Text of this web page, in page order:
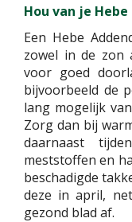
Hou van je Hebe
Een Hebe
zowel in de zon
voor goed
bijvoorbeeld de
lang mogelijk
Zorg dan bij
daarnaast
meststoffen en
beschadigde
deze in april,
gezond blad af.